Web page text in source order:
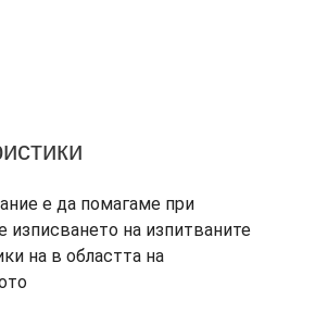
е да помагаме при
изписването на изпитваните
на в областта на